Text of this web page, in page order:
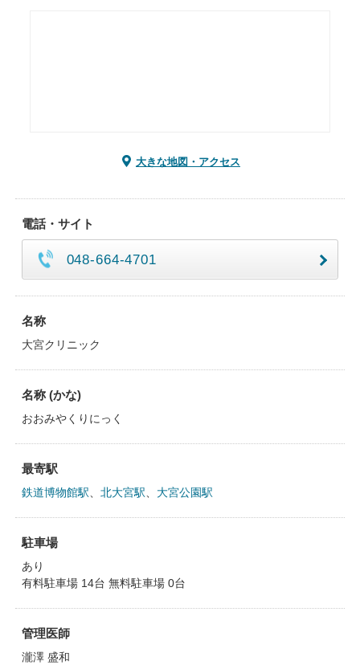
大きな地図・アクセス
電話・サイト
048-664-4701
名称
大宮クリニック
名称 (かな)
おおみやくりにっく
最寄駅
鉄道博物館駅 北大宮駅 大宮公園駅
駐車場
あり
有料駐車場 14台 無料駐車場 0台
管理医師
瀧澤 盛和